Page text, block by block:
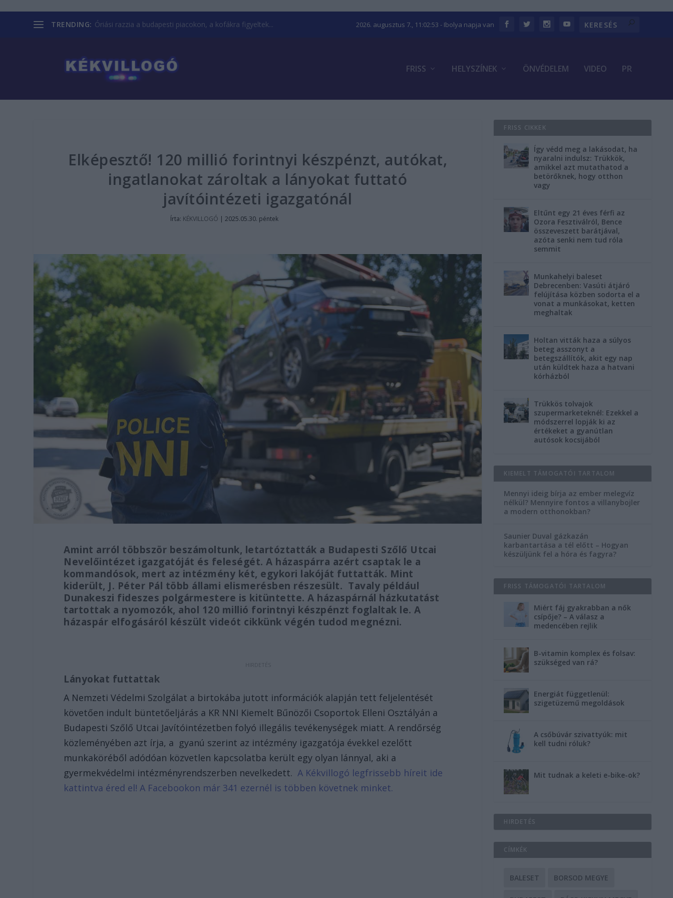
TRENDING: Óriási razzia a budapesti piacokon, a kofákra figyeltek... 2026. augusztus 7., 11:02:54 - Ibolya napja van
FRISS HELYSZÍNEK ÖNVÉDELEM VIDEO PR
Elképesztő! 120 millió forintnyi készpénzt, autókat,
ingatlanokat zároltak a lányokat futtató
javítóintézeti igazgatónál
Írta: KÉKVILLOGÓ |2025.05.30. péntek
Amint arról többször beszámoltunk, letartóztatták a Budapesti Szőlő Utcai
Nevelőintézet igazgatóját és feleségét. A házaspárra azért csaptak le a
kommandósok, mert az intézmény két, egykori lakóját futtatták. Mint
kiderült, J. Péter Pál több állami elismerésben részesült. Tavaly például
Dunakeszi fideszes polgármestere is kitüntette. A házaspárnál házkutatást
tartottak a nyomozók, ahol 120 millió forintnyi készpénzt foglaltak le. A
házaspár elfogásáról készült videót cikkünk végén tudod megnézni.
Lányokat futtattak
A Nemzeti Védelmi Szolgálat a birtokába jutott információk alapján tett feljelentését
követően indult büntetőeljárás a KR NNI Kiemelt Bűnözői Csoportok Elleni Osztályán a
Budapesti Szőlő Utcai Javítóintézetben folyó illegális tevékenységek miatt. A rendőrség
közleményében azt írja, a gyanú szerint az intézmény igazgatója évekkel ezelőtt
munkaköréből adódóan közvetlen kapcsolatba került egy olyan lánnyal, aki a
gyermekvédelmi intézményrendszerben nevelkedett.A Kékvillogó legfrissebb híreit ide
kattintva éred el! A Facebookon már 341 ezernél is többen követnek minket.
FRISS CIKKEK
Így védd meg a lakásodat, ha
nyaralni indulsz: Trükkök,
amikkel azt mutathatod a
betörőknek, hogy otthon
vagy
Eltűnt egy 21 éves férfi az
Ozora Fesztiválról, Bence
összeveszett barátjával,
azóta senki nem tud róla
semmit
Munkahelyi baleset
Debrecenben: Vasúti átjáró
felújítása közben sodorta el a
vonat a munkásokat, ketten
meghaltak
Holtan vitták haza a súlyos
beteg asszonyt a
betegszállítók, akit egy nap
után küldtek haza a hatvani
kórházból
Trükkös tolvajok
szupermarketeknél: Ezekkel a
módszerrel lopják ki az
értékeket a gyanútlan
autósok kocsijából
KIEMELT TÁMOGATÓI TARTALOM
Mennyi ideig bírja az ember melegvíz
nélkül? Mennyire fontos a villanybojler
a modern otthonokban?
Saunier Duval gázkazán
karbantartása a tél előtt – Hogyan
készüljünk fel a hóra és fagyra?
FRISS TÁMOGATÓI TARTALOM
Miért fáj gyakrabban a nők
csípője? – A válasz a
medencében rejlik
B-vitamin komplex és folsav:
szükséged van rá?
Energiát függetlenül:
szigetüzemű megoldások
A csőbúvár szivattyúk: mit
kell tudni róluk?
Mit tudnak a keleti e-bike-ok?
HIRDETÉS
CÍMKÉK
BALESET BORSOD MEGYE